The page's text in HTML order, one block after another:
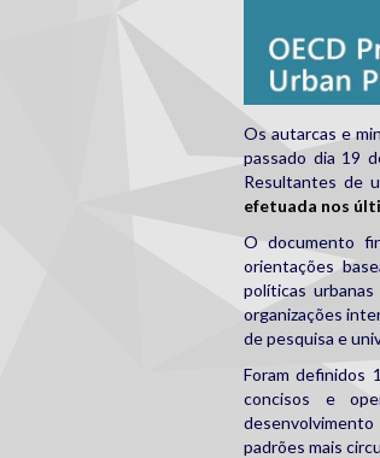
Os autarcas e
passado dia 19
Resultantes de
efetuada nos
O documento
orientações
políticas
organizações
de pesquisa e
Foram definidos
concisos e
padrões mais